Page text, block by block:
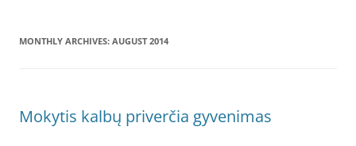
MONTHLY ARCHIVES: AUGUST 2014
Mokytis kalbų priverčia gyvenimas